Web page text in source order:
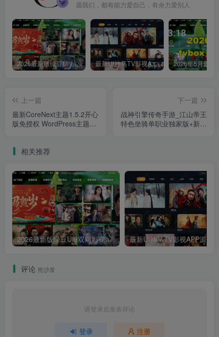
愿我们，都有能力爱自己，有余力爱别人
2026最新版绿豆UI9双端影视APP源码 最新UI神马TV影视APP源码 乐檬影视苹果CMS后台 包含前后端源码
上一篇
最新CoreNext主题1.5.2开心
版免授权 WordPress主题模
下一篇
战神引擎传奇手游_江山帝王
特色坐骑单职业独家版+新称
相关推荐
2026最新版绿豆UI9双端影视APP源码
评论 抢沙发
请登录后发表评论
登录 注册